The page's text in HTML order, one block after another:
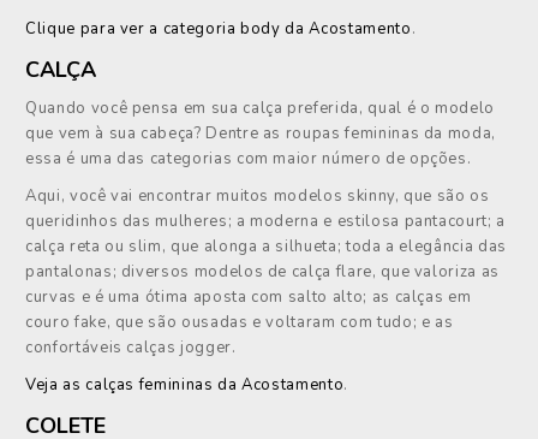
Clique para ver a categoria body da Acostamento.
CALÇA
Quando você pensa em sua calça preferida, qual é o modelo
que vem à sua cabeça? Dentre as roupas femininas da moda,
essa é uma das categorias com maior número de opções.
Aqui, você vai encontrar muitos modelos skinny, que são os
queridinhos das mulheres; a moderna e estilosa pantacourt; a
calça reta ou slim, que alonga a silhueta; toda a elegância das
pantalonas; diversos modelos de calça flare, que valoriza as
curvas e é uma ótima aposta com salto alto; as calças em
couro fake, que são ousadas e voltaram com tudo; e as
confortáveis calças jogger.
Veja as calças femininas da Acostamento.
COLETE